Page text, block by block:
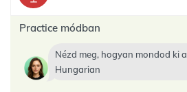
Practice módban
Nézd meg, hogyan mondod ki a
Hungarian